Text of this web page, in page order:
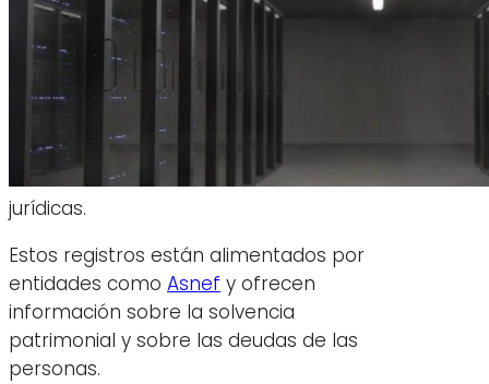
jurídicas.
Estos registros están alimentados por
entidades como Asnef y ofrecen
información sobre la solvencia
patrimonial y sobre las deudas de las
personas.